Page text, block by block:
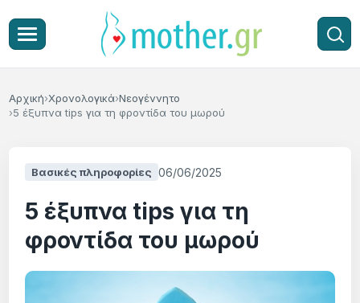
Αρχική Χρονολογικά Νεογέννητο
5 έξυπνα tips για τη φροντίδα του μωρού
Βασικές πληροφορίες 06/06/2025
5 έξυπνα tips για τη
φροντίδα του μωρού